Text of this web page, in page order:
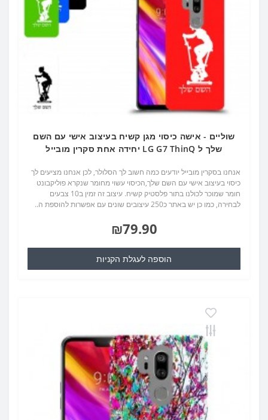
שוליים - אישה כיסוי מגן קשיח בעיצוב אישי עם השם
שלך ל LG G7 ThinQ יחידה אחת סקרין מובייל
אנחנו בסקרין מובייל יודעים כמה חשוב לך הסלולר, לכן אנחנו מציעים לך
כיסוי בעיצוב אישי עם השם שלך,הכיסוי עשוי מחומר שנקרא פוליקבונט
חומר שמוכר לכולנו בתור פלסטיק קשיח. עיצוב זה זמין ב10 צבעים
לבחירה, כמו כן יש באתר כ250 עיצובים שונים עם אפשרות להוספת ה..
₪79.90
הוספה לעגלת הקניות